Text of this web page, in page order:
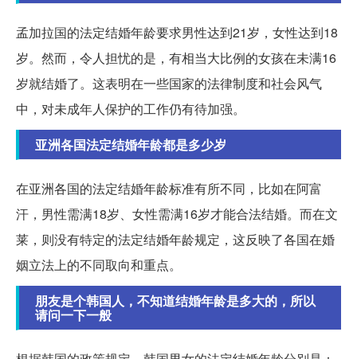
孟加拉国的法定结婚年龄要求男性达到21岁，女性达到18
岁。然而，令人担忧的是，有相当大比例的女孩在未满16
岁就结婚了。这表明在一些国家的法律制度和社会风气
中，对未成年人保护的工作仍有待加强。
亚洲各国法定结婚年龄都是多少岁
在亚洲各国的法定结婚年龄标准有所不同，比如在阿富
汗，男性需满18岁、女性需满16岁才能合法结婚。而在文
莱，则没有特定的法定结婚年龄规定，这反映了各国在婚
姻立法上的不同取向和重点。
朋友是个韩国人，不知道结婚年龄是多大的，所以
请问一下一般